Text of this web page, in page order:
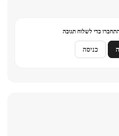
כדי לשלוח תגובה
כניסה